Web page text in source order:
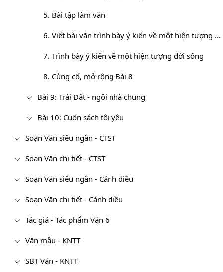
5. Bài tập làm văn
6. Viết bài văn trình bày ý kiến về một hiện tượng đời sống
7. Trình bày ý kiến về một hiện tượng đời sống
8. Củng cố, mở rộng Bài 8
Bài 9: Trái Đất - ngôi nhà chung
Bài 10: Cuốn sách tôi yêu
Soạn Văn siêu ngắn - CTST
Soạn Văn chi tiết - CTST
Soạn Văn siêu ngắn - Cánh diều
Soạn Văn chi tiết - Cánh diều
Tác giả - Tác phẩm Văn 6
Văn mẫu - KNTT
SBT Văn - KNTT